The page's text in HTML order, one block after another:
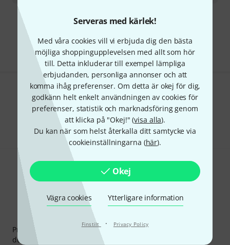
Serveras med kärlek!
Med våra cookies vill vi erbjuda dig den bästa
möjliga shoppingupplevelsen med allt som hör
till. Detta inkluderar till exempel lämpliga
erbjudanden, personliga annonser och att
komma ihåg preferenser. Om detta är okej för dig,
godkänn helt enkelt användningen av cookies för
preferenser, statistik och marknadsföring genom
att klicka på "Okej!" (visa alla).
Du kan när som helst återkalla ditt samtycke via
cookieinställningarna (här).
Okej
Vägra cookies Ytterligare information
Finstilt · Privacy Policy
Gratis frakt från 1 600 kr
Priset är inklusive moms
Gillar du vad du ser?
Dela Hjälp & Feedback
Thomann nyhetsbrev
Prenumererar på Thomanns Nyhetsbrev på engelska och
du kan med lite tur vinna en